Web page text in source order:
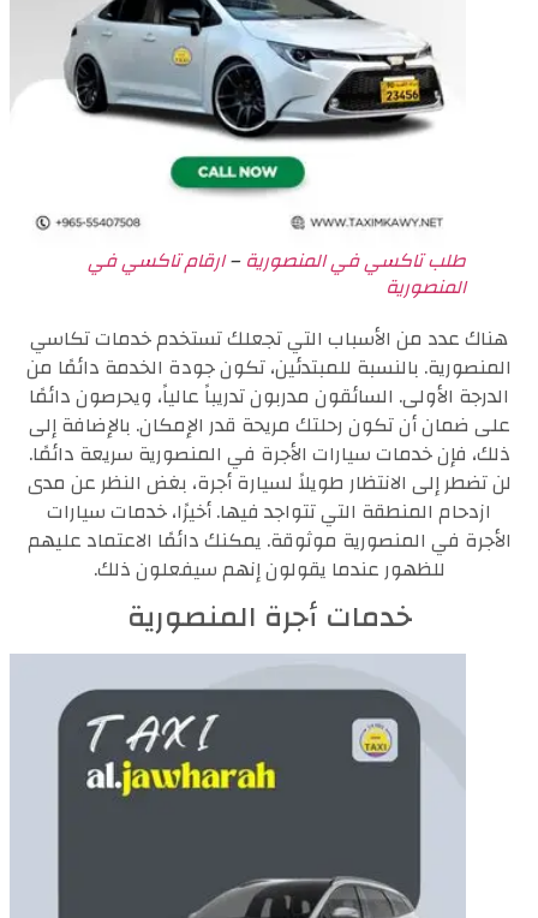
طلب تاكسي في المنصورية–ارقام تاكسي في
المنصورية
هناك عدد من الأسباب التي تجعلك تستخدم خدمات تكاسي
المنصورية. بالنسبة للمبتدئين، تكون جودة الخدمة دائمًا من
الدرجة الأولى. السائقون مدربون تدريباً عالياً، ويحرصون دائمًا
على ضمان أن تكون رحلتك مريحة قدر الإمكان. بالإضافة إلى
ذلك، فإن خدمات سيارات الأجرة في المنصورية سريعة دائمًا.
لن تضطر إلى الانتظار طويلاً لسيارة أجرة، بغض النظر عن مدى
ازدحام المنطقة التي تتواجد فيها. أخيرًا، خدمات سيارات
الأجرة في المنصورية موثوقة. يمكنك دائمًا الاعتماد عليهم
للظهور عندما يقولون إنهم سيفعلون ذلك.
خدمات أجرة المنصورية